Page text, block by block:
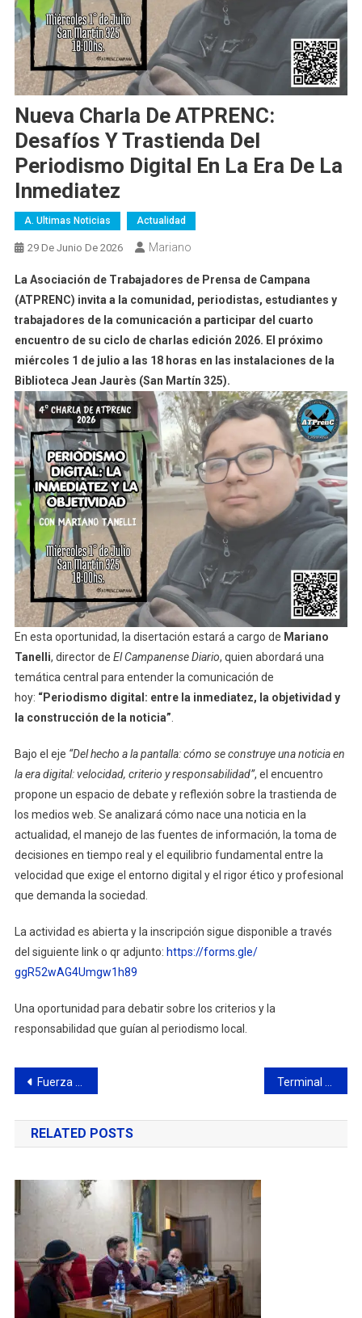
Nueva Charla De ATPRENC:
Desafíos Y Trastienda Del
Periodismo Digital En La Era De La
Inmediatez
A. Ultimas Noticias Actualidad
29 De Junio De 2026 Mariano
La Asociación de Trabajadores de Prensa de Campana
(ATPRENC) invita a la comunidad, periodistas, estudiantes y
trabajadores de la comunicación a participar del cuarto
encuentro de su ciclo de charlas edición 2026. El próximo
miércoles 1 de julio a las 18 horas en las instalaciones de la
Biblioteca Jean Jaurès (San Martín 325).
En esta oportunidad, la disertación estará a cargo de Mariano
Tanelli, director de El Campanense Diario, quien abordará una
temática central para entender la comunicación de
hoy: “Periodismo digital: entre la inmediatez, la objetividad y
la construcción de la noticia”
Bajo el eje “Del hecho a la pantalla: cómo se construye una noticia en
la era digital: velocidad, criterio y responsabilidad”, el encuentro
propone un espacio de debate y reflexión sobre la trastienda de
los medios web. Se analizará cómo nace una noticia en la
actualidad, el manejo de las fuentes de información, la toma de
decisiones en tiempo real y el equilibrio fundamental entre la
velocidad que exige el entorno digital y el rigor ético y profesional
que demanda la sociedad.
La actividad es abierta y la inscripción sigue disponible a través
del siguiente link o qr adjunto: https://forms.gle/
ggR52wAG4Umgw1h89
Una oportunidad para debatir sobre los criterios y la
responsabilidad que guían al periodismo local.
Navegación
de
entradas
Fuerza Patria acompañó el acto de Promesa a la bandera en la Primaria N°23
RELATED POSTS